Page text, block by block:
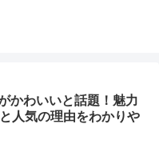
かわいいと話題！魅力
人気の理由をわかりや